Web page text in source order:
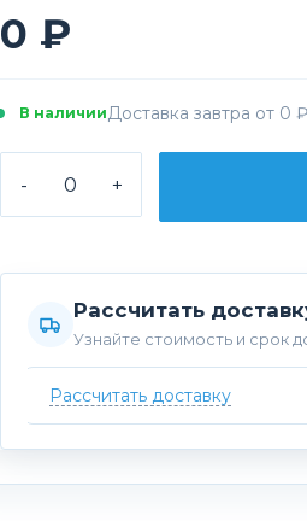
0 ₽
В наличииДоставка завтра от 0 ₽
- +
Рассчитать
Узнайте стоимость и срок
Рассчитать доставку